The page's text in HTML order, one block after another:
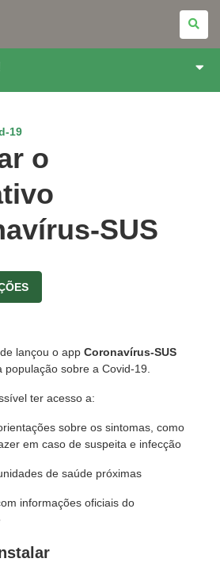
19
o
SUS
lançou o app Coronavírus-SUS
população sobre a Covid-19.
ter acesso a:
sobre os sintomas, como
em caso de suspeita e infecção
de saúde próximas
informações oficiais do